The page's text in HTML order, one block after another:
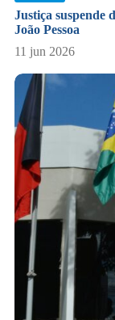
​Justiça suspende
João Pessoa
11 jun 2026